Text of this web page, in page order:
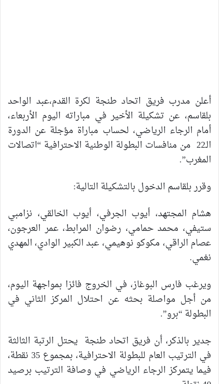
أعلن مدرب فريق اتحاد طنجة لكرة القدم،عبد الواحد
بلقاسم، عن تشكيلة الأخير في مباراته اليوم الأربعاء،
أمام الرجاء الرياضي، لحساب مباراة مؤجلة عن الدورة
الـ22 من منافسات البطولة الوطنية الاحترافية “اتصالات
المغرب”.
وقرر بلقاسم الدخول بالتشكيلة التالية:
هشام المجتهد، أيوب الجرفي، أيوب الخالقي، نزامبي
ستيفي، محمد حمامي، رضوان المرابط، عمر العرجون،
عصام الراقي، مكوكو نوهيمي، عبد الكبير الوادي، المهدي
نغمي.
ويرغب فارس البوغاز، في الخروج فائزا بمواجهة اليوم،
من أجل مواصلة بحثه عن احتلال المركز الثاني في
البطولة “برو”.
جدير بالذكر، أن فريق اتحاد طنجة يحتل الرتبة الثالثة
في الترتيب العام للبطولة الاحترافية، بمجموع 35 نقطة،
فيما يتمركز الرجاء الرياضي في وصافة الترتيب برصيد